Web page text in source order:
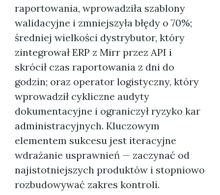
raportowania, wprowadziła szablony
walidacyjne i zmniejszyła błędy o 70%;
średniej wielkości dystrybutor, który
zintegrował ERP z Mirr przez API i
skrócił czas raportowania z dni do
godzin; oraz operator logistyczny, który
wprowadził cykliczne audyty
dokumentacyjne i ograniczył ryzyko kar
administracyjnych. Kluczowym
elementem sukcesu jest iteracyjne
wdrażanie usprawnień — zaczynać od
najistotniejszych produktów i stopniowo
rozbudowywać zakres kontroli.